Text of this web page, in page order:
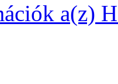
a(z)